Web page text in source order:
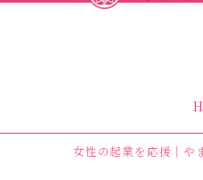
女性の起業を応援｜や